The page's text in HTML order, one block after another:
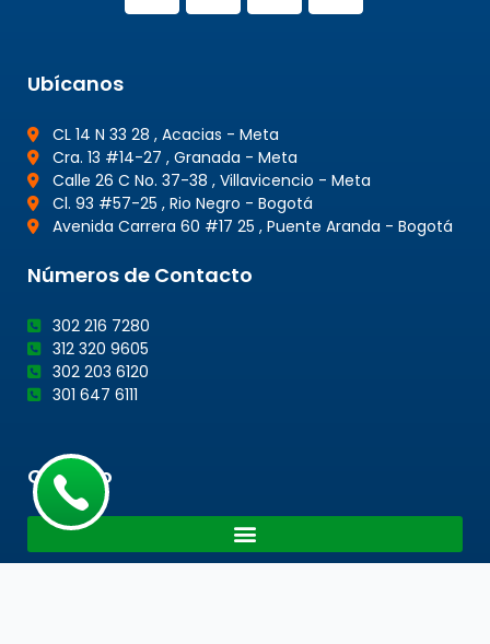
Ubícanos
CL 14 N 33 28 , Acacias - Meta
Cra. 13 #14-27 , Granada - Meta
Calle 26 C No. 37-38 , Villavicencio - Meta
Cl. 93 #57-25 , Rio Negro - Bogotá
Avenida Carrera 60 #17 25 , Puente Aranda - Bogotá
Números de Contacto
302 216 7280
312 320 9605
302 203 6120
301 647 6111
Cotacto